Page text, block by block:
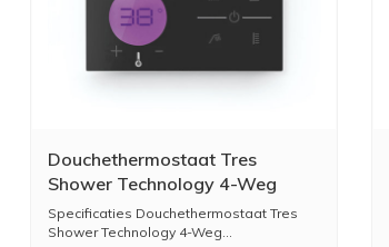
Douchethermostaat Tres
Shower Technology 4-Weg
Inbouw Zwart Chrome
Specificaties Douchethermostaat Tres
Shower Technology 4-Weg...